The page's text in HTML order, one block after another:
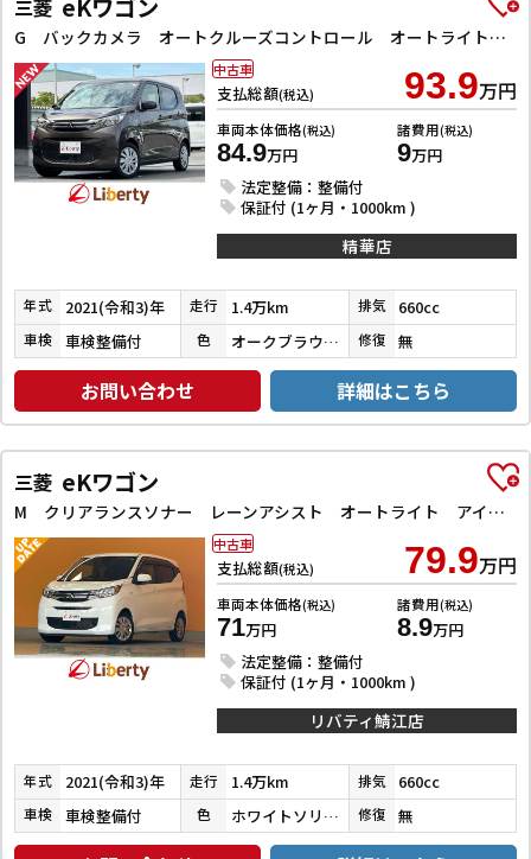
三菱 eKワゴン
G バックカメラ オートクルーズコントロール オートライト スマートキー アイドリングストップ 電動格納ミラー シートヒーター CVT ABS エアコン パワーステアリング パワーウィンドウ
支払総額(税込) 93.9万円
車両本体価格(税込)
84.9万円
諸費用(税込)
9万円
法定整備：整備付
保証付 (1ヶ月・1000km )
中古車
精華店
年式 2021(令和3)年 走行 1.4万km 排気 660cc
車検 車検整備付 色 オークブラウンメタリック 修復 無
お問い合わせ 詳細はこちら
三菱 eKワゴン
M クリアランスソナー レーンアシスト オートライト アイドリングストップ 電動格納ミラー シートヒーター ベンチシート CVT CD ミュージックプレイヤー接続可 エアコン パワーステアリング
支払総額(税込) 79.9万円
車両本体価格(税込)
71万円
諸費用(税込)
8.9万円
法定整備：整備付
保証付 (1ヶ月・1000km )
中古車
リバティ鯖江店
年式 2021(令和3)年 走行 1.4万km 排気 660cc
車検 車検整備付 色 ホワイトソリッド 修復 無